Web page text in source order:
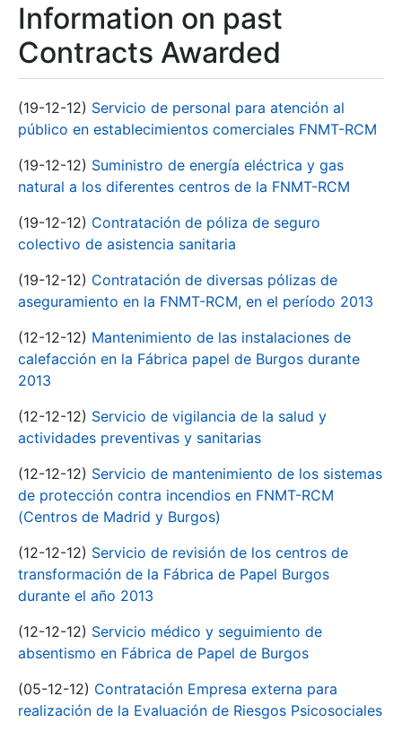
Information on past
Contracts Awarded
(19-12-12) Servicio de personal para atención al
público en establecimientos comerciales FNMT-RCM
(19-12-12) Suministro de energía eléctrica y gas
natural a los diferentes centros de la FNMT-RCM
(19-12-12) Contratación de póliza de seguro
colectivo de asistencia sanitaria
(19-12-12) Contratación de diversas pólizas de
aseguramiento en la FNMT-RCM, en el período 2013
(12-12-12) Mantenimiento de las instalaciones de
calefacción en la Fábrica papel de Burgos durante
2013
(12-12-12) Servicio de vigilancia de la salud y
actividades preventivas y sanitarias
(12-12-12) Servicio de mantenimiento de los sistemas
de protección contra incendios en FNMT-RCM
(Centros de Madrid y Burgos)
(12-12-12) Servicio de revisión de los centros de
transformación de la Fábrica de Papel Burgos
durante el año 2013
(12-12-12) Servicio médico y seguimiento de
absentismo en Fábrica de Papel de Burgos
(05-12-12) Contratación Empresa externa para
realización de la Evaluación de Riesgos Psicosociales